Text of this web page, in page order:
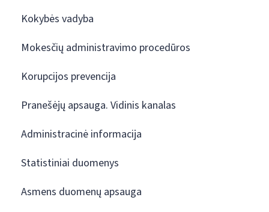
Kokybės vadyba
Mokesčių administravimo procedūros
Korupcijos prevencija
Pranešėjų apsauga. Vidinis kanalas
Administracinė informacija
Statistiniai duomenys
Asmens duomenų apsauga